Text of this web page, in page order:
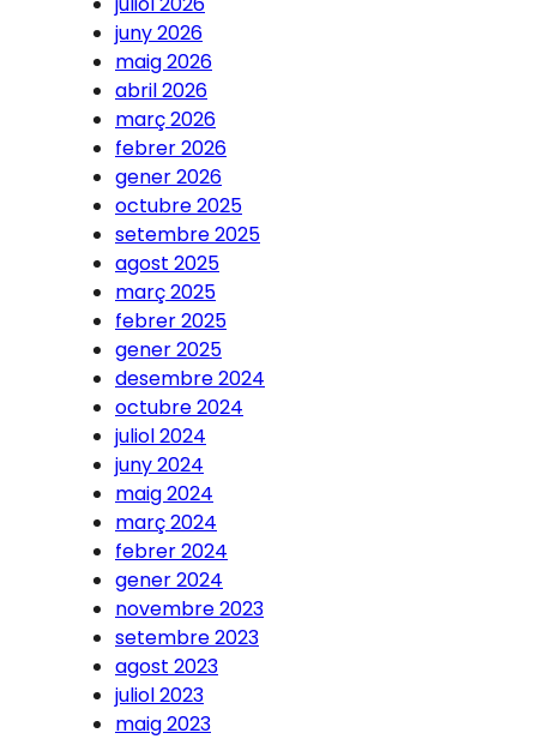
juny 2026
maig 2026
abril 2026
març 2026
febrer 2026
gener 2026
octubre 2025
setembre 2025
agost 2025
març 2025
febrer 2025
gener 2025
desembre 2024
octubre 2024
juliol 2024
juny 2024
maig 2024
març 2024
febrer 2024
gener 2024
novembre 2023
setembre 2023
agost 2023
juliol 2023
maig 2023